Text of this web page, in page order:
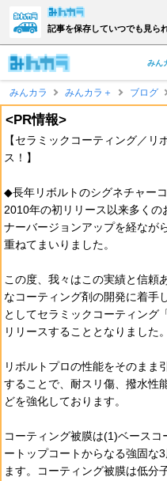
記事を保存していつでも見ら
みん
みんカラ みんカラ＋ ブログ
<PR情報>
【セラミックコーティング／
ス！】
◆長年リボルトのシグネチャー
2010年の初リリース以来多く
ナーバージョンアップを経なが
重ねてまいりました。
この度、我々はこの実績と信頼
なコーティング剤の開発に着手
としてセラミックコーティング
リリースすることとなりました。
リボルトプロの性能をそのまま
することで、耐スリ傷、撥水性
どを強化しております。
コーティング被膜は(1)ベース
ートップコートからなる強固な
ます。コーティング被膜は低分